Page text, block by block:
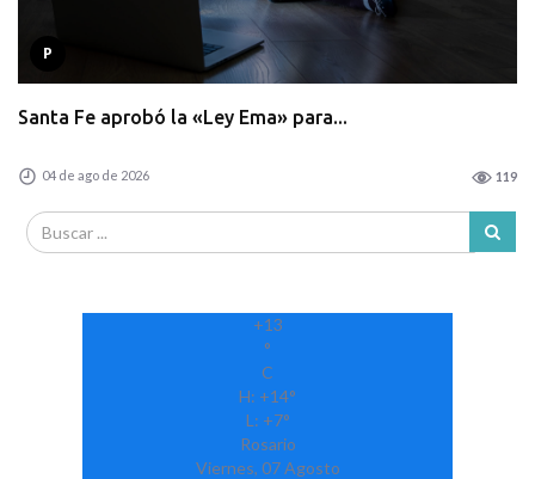
P
Santa Fe aprobó la «Ley Ema» para...
04 de ago de 2026 119
+13
°
C
H: +14°
L: +7°
Rosario
Viernes, 07 Agosto